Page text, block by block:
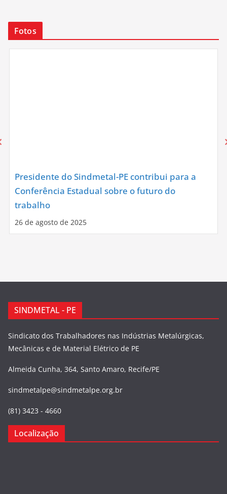
Fotos
Presidente do Sindmetal-PE contribui para a
Conferência Estadual sobre o futuro do
trabalho
26 de agosto de 2025
SINDMETAL - PE
Sindicato dos Trabalhadores nas Indústrias Metalúrgicas,
Mecânicas e de Material Elétrico de PE
Almeida Cunha, 364, Santo Amaro, Recife/PE
sindmetalpe@sindmetalpe.org.br
(81) 3423 - 4660
Localização